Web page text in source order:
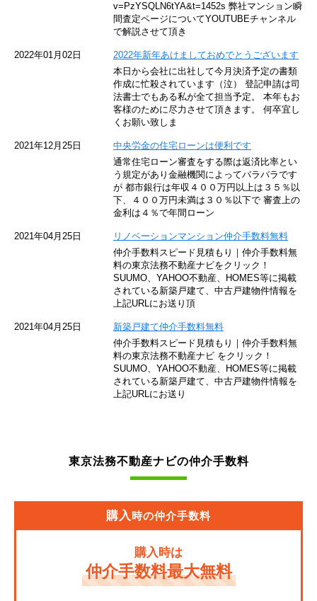
JR湘南新宿ライン
東急目黒線
西武池袋線
西武新宿線
東武東上線
v=PzYSQLN6tYA&t=1452s 弊社マンション瞬
間査定ページについてYOUTUBEチャンネル
で解説させて頂き
2022年01月02日
2022年新年あけましておめでとうございます
本日から会社に出社して今月決済予定の書類
作成に忙殺されています（泣） 登記申請は司
法書士でもある私が全て担当予定。 本年もお
客様のために尽力させて頂きます。 何卒宜し
くお願い致しま
2021年12月25日
中央労金の住宅ローンは便利です
通常住宅ローン審査をする際は返済比率とい
う規定があり金融機関によってバラバラです
が 都市銀行は年収４００万円以上は３５％以
下、４００万円未満は３０％以下で 審査上の
金利は４％で年間ローン
2021年04月25日
リノベーションマンション仲介手数料無料
仲介手数料スピード見積もり｜仲介手数料無
料の東京法務不動産ナビをクリック！
SUUMO、YAHOO不動産、HOMES等に掲載
されている新築戸建て、中古戸建物件情報を
上記URLにお送り頂
2021年04月25日
新築戸建て仲介手数料無料
仲介手数料スピード見積もり｜仲介手数料無
料の東京法務不動産ナビ をクリック！
SUUMO、YAHOO不動産、HOMES等に掲載
されている新築戸建て、中古戸建物件情報を
上記URLにお送り
東京法務不動産ナビの仲介手数料
購入時の仲介手数料
購入時は
仲介手数料最大無料